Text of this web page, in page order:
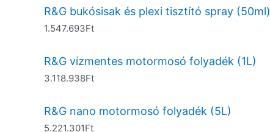
R&G bukósisak és plexi tisztító spray (50ml)
1.547.693Ft
R&G vízmentes motormosó folyadék (1L)
3.118.938Ft
R&G nano motormosó folyadék (5L)
5.221.301Ft